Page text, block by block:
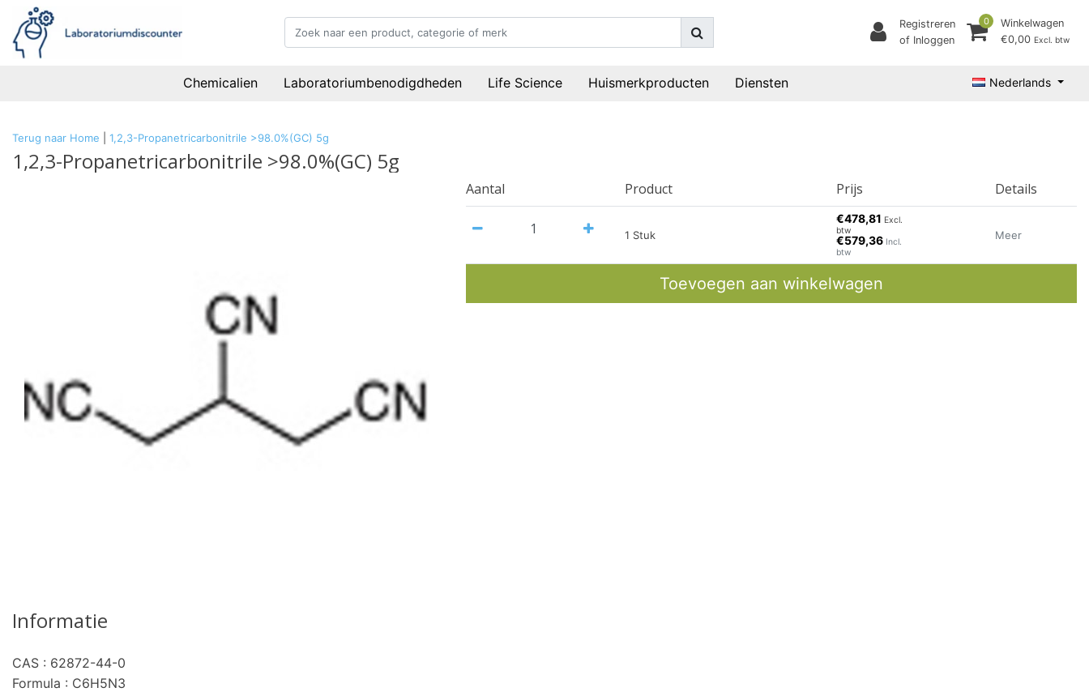
Registreren
of Inloggen
0
Winkelwagen
€0,00 Excl. btw
Chemicalien Laboratoriumbenodigdheden Life Science Huismerkproducten Diensten Nederlands
Terug naar Home 1,2,3-Propanetricarbonitrile >98.0%(GC) 5g
1,2,3-Propanetricarbonitrile >98.0%(GC) 5g
Aantal Product Prijs Details
1 Stuk
€478,81 Excl.
btw
€579,36 Incl.
btw
Meer
Toevoegen aan winkelwagen
Informatie
CAS : 62872-44-0
Formula : C6H5N3